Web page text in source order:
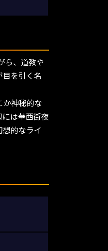
ら、道教や
目を引く名
か神秘的な
は華西街夜
的なライ